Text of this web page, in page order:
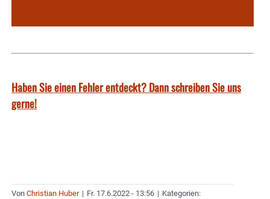
Haben Sie einen Fehler entdeckt? Dann schreiben Sie uns
gerne!
Von Christian Huber | Fr. 17.6.2022 - 13:56 | Kategorien: